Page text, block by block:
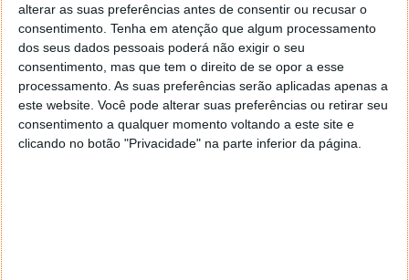
alterar as suas preferências antes de consentir ou recusar o
consentimento. Tenha em atenção que algum processamento
dos seus dados pessoais poderá não exigir o seu
consentimento, mas que tem o direito de se opor a esse
processamento. As suas preferências serão aplicadas apenas a
este website. Você pode alterar suas preferências ou retirar seu
consentimento a qualquer momento voltando a este site e
clicando no botão "Privacidade" na parte inferior da página.
Acompanhe o Pplware no Google Notícias
Proponha uma correção, faça uma sugestão
Autor: Pedro Simões